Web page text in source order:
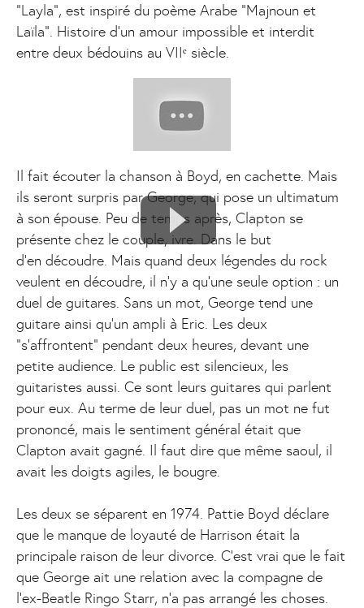
“Layla”, est inspiré du poème Arabe “Majnoun et
Laïla”. Histoire d’un amour impossible et interdit
entre deux bédouins au VIIᵉ siècle.
Il fait écouter la chanson à Boyd, en cachette. Mais
ils seront surpris par George, qui pose un ultimatum
à son épouse. Peu de temps après, Clapton se
présente chez le couple, ivre. Dans le but
d'en découdre. Mais quand deux légendes du rock
veulent en découdre, il n’y a qu’une seule option : un
duel de guitares. Sans un mot, George tend une
guitare ainsi qu’un ampli à Eric. Les deux
“s’affrontent” pendant deux heures, devant une
petite audience. Le public est silencieux, les
guitaristes aussi. Ce sont leurs guitares qui parlent
pour eux. Au terme de leur duel, pas un mot ne fut
prononcé, mais le sentiment général était que
Clapton avait gagné. Il faut dire que même saoul, il
avait les doigts agiles, le bougre.
Les deux se séparent en 1974. Pattie Boyd déclare
que le manque de loyauté de Harrison était la
principale raison de leur divorce. C’est vrai que le fait
que George ait une relation avec la compagne de
l’ex-Beatle Ringo Starr, n’a pas arrangé les choses.